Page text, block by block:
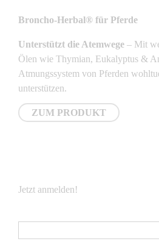
Broncho-Herbal® für Pferde
Unterstützt die Atemwege – Mit
Ölen wie Thymian, Eukalyptus &
Atmungssystem von Pferden
unterstützen.
ZUM PRODUKT
Jetzt anmelden!